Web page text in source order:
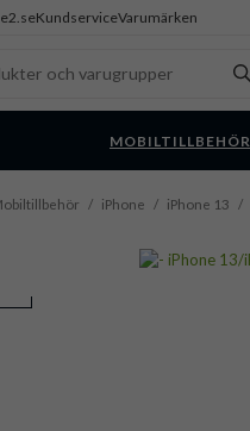
KundserviceVarumärken
MOBILTILLBEHÖR
/ iPhone / iPhone 13 /